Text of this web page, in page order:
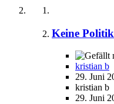
Keine
kristian b
29. Juni
kristian b
29. Juni